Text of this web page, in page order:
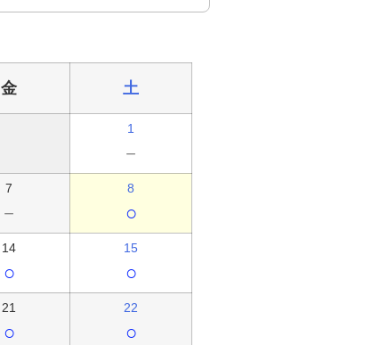
金 土
1
－
7
－
8
○
14
○
15
○
21
○
22
○